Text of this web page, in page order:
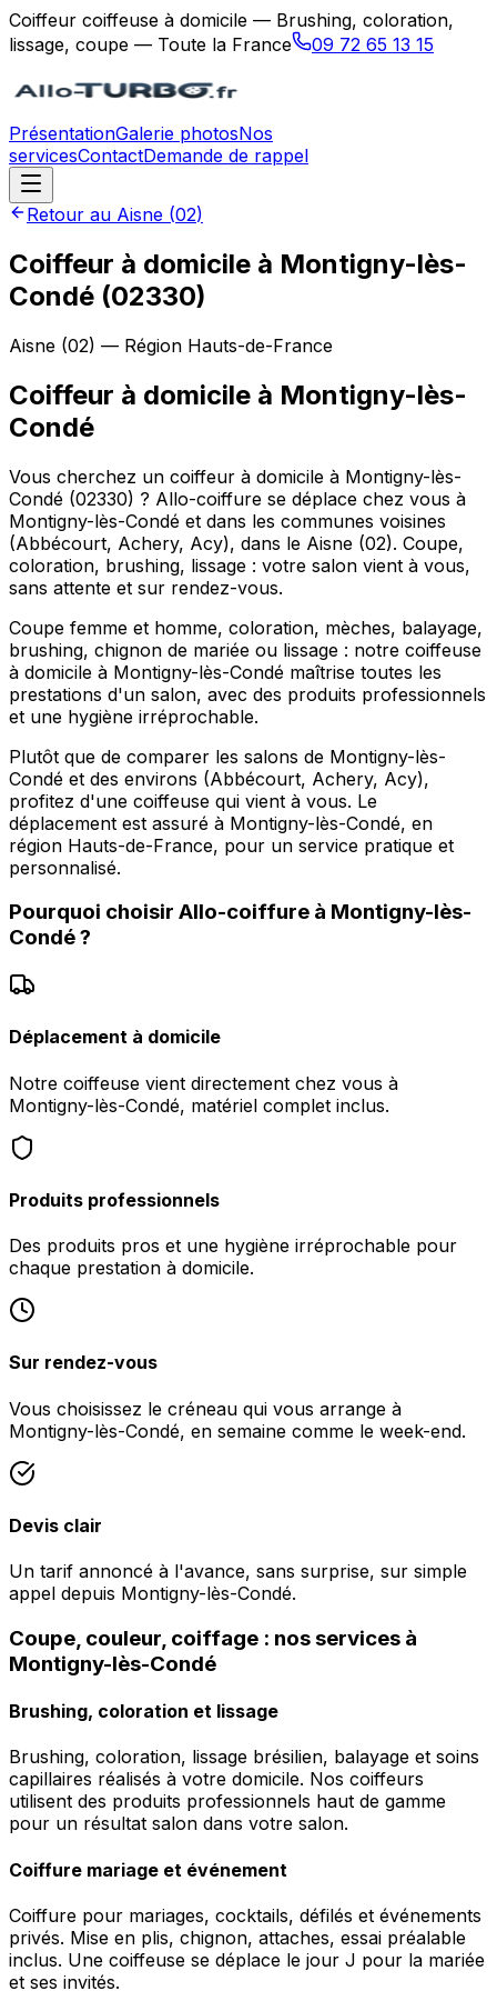
Coiffeur coiffeuse à domicile — Brushing, coloration,
lissage, coupe — Toute la France
09 72 65 13 15
PrésentationGalerie photosNos
servicesContactDemande de rappel
Retour au Aisne (02)
Coiffeur à domicile à Montigny-lès-
Condé (02330)
Aisne (02) — Région Hauts-de-France
Coiffeur à domicile à Montigny-lès-
Condé
Vous cherchez un coiffeur à domicile à Montigny-lès-
Condé (02330) ? Allo-coiffure se déplace chez vous à
Montigny-lès-Condé et dans les communes voisines
(Abbécourt, Achery, Acy), dans le Aisne (02). Coupe,
coloration, brushing, lissage : votre salon vient à vous,
sans attente et sur rendez-vous.
Coupe femme et homme, coloration, mèches, balayage,
brushing, chignon de mariée ou lissage : notre coiffeuse
à domicile à Montigny-lès-Condé maîtrise toutes les
prestations d'un salon, avec des produits professionnels
et une hygiène irréprochable.
Plutôt que de comparer les salons de Montigny-lès-
Condé et des environs (Abbécourt, Achery, Acy),
profitez d'une coiffeuse qui vient à vous. Le
déplacement est assuré à Montigny-lès-Condé, en
région Hauts-de-France, pour un service pratique et
personnalisé.
Pourquoi choisir Allo-coiffure à Montigny-lès-
Condé?
Déplacement à domicile
Notre coiffeuse vient directement chez vous à
Montigny-lès-Condé, matériel complet inclus.
Produits professionnels
Des produits pros et une hygiène irréprochable pour
chaque prestation à domicile.
Sur rendez-vous
Vous choisissez le créneau qui vous arrange à
Montigny-lès-Condé, en semaine comme le week-end.
Devis clair
Un tarif annoncé à l'avance, sans surprise, sur simple
appel depuis Montigny-lès-Condé.
Coupe, couleur, coiffage : nos services à
Montigny-lès-Condé
Brushing, coloration et lissage
Brushing, coloration, lissage brésilien, balayage et soins
capillaires réalisés à votre domicile. Nos coiffeurs
utilisent des produits professionnels haut de gamme
pour un résultat salon dans votre salon.
Coiffure mariage et événement
Coiffure pour mariages, cocktails, défilés et événements
privés. Mise en plis, chignon, attaches, essai préalable
inclus. Une coiffeuse se déplace le jour J pour la mariée
et ses invités.